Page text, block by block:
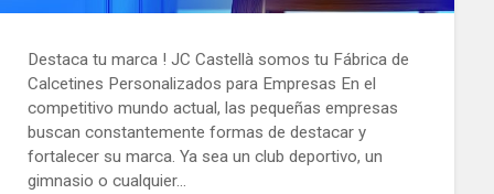
Destaca tu marca ! JC Castellà somos tu Fábrica de
Calcetines Personalizados para Empresas En el
competitivo mundo actual, las pequeñas empresas
buscan constantemente formas de destacar y
fortalecer su marca. Ya sea un club deportivo, un
gimnasio o cualquier…